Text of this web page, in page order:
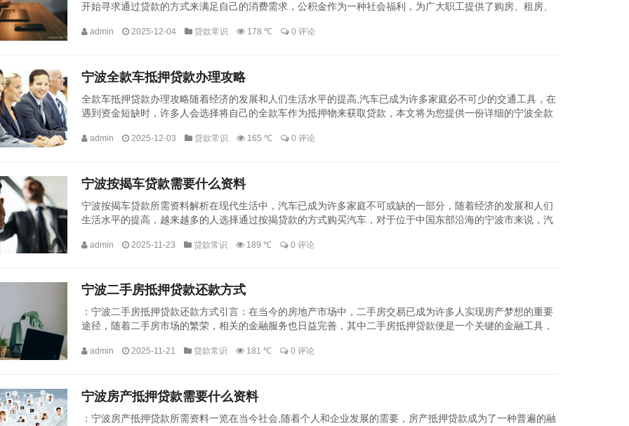
开始寻求通过贷款的方式来满足自己的消费需求，公积金作为一种社会福利，为广大职工提供了购房、租房、
admin 2025-12-04 贷款常识 178 ℃ 0 评论
宁波全款车抵押贷款办理攻略
全款车抵押贷款办理攻略随着经济的发展和人们生活水平的提高,汽车已成为许多家庭必不可少的交通工具，在
遇到资金短缺时，许多人会选择将自己的全款车作为抵押物来获取贷款，本文将为您提供一份详细的宁波全款
admin 2025-12-03 贷款常识 165 ℃ 0 评论
宁波按揭车贷款需要什么资料
宁波按揭车贷款所需资料解析在现代生活中，汽车已成为许多家庭不可或缺的一部分，随着经济的发展和人们
生活水平的提高，越来越多的人选择通过按揭贷款的方式购买汽车，对于位于中国东部沿海的宁波市来说，汽
admin 2025-11-23 贷款常识 189 ℃ 0 评论
宁波二手房抵押贷款还款方式
：宁波二手房抵押贷款还款方式引言：在当今的房地产市场中，二手房交易已成为许多人实现房产梦想的重要
途径，随着二手房市场的繁荣，相关的金融服务也日益完善，其中二手房抵押贷款便是一个关键的金融工具，
admin 2025-11-21 贷款常识 181 ℃ 0 评论
宁波房产抵押贷款需要什么资料
：宁波房产抵押贷款所需资料一览在当今社会,随着个人和企业发展的需要，房产抵押贷款成为了一种普遍的融